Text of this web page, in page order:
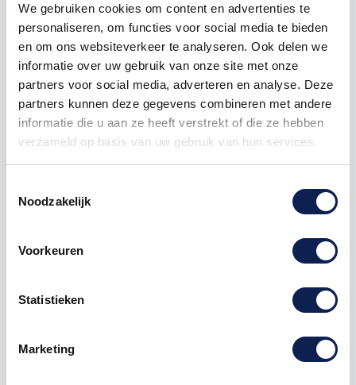
We gebruiken cookies om content en advertenties te
personaliseren, om functies voor social media te bieden
en om ons websiteverkeer te analyseren. Ook delen we
informatie over uw gebruik van onze site met onze
partners voor social media, adverteren en analyse. Deze
partners kunnen deze gegevens combineren met andere
informatie die u aan ze heeft verstrekt of die ze hebben
verzameld op basis van uw gebruik van hun services.
Noodzakelijk
Voorkeuren
Statistieken
Marketing
500 € 0,30 € 100,00
1000 € 0,25 € 250,00
symbolenstickers
Te bestellen vanaf een hoogte van 1 cm tot 120 cm
hoe langer de sticker.